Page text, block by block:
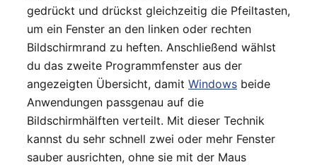
gedrückt und drückst gleichzeitig die Pfeiltasten,
um ein Fenster an den linken oder rechten
Bildschirmrand zu heften. Anschließend wählst
du das zweite Programmfenster aus der
angezeigten Übersicht, damit Windows beide
Anwendungen passgenau auf die
Bildschirmhälften verteilt. Mit dieser Technik
kannst du sehr schnell zwei oder mehr Fenster
sauber ausrichten, ohne sie mit der Maus